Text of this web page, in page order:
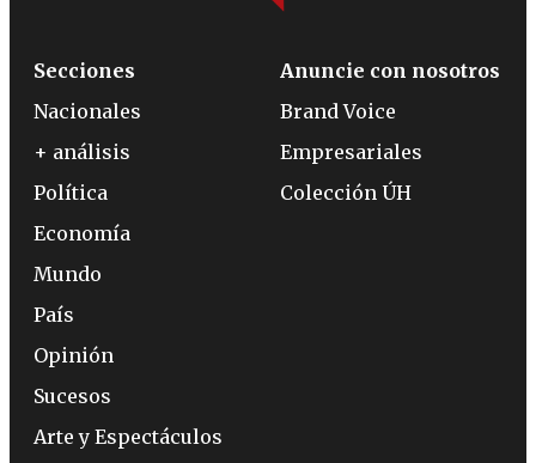
Secciones
Nacionales
+ análisis
Política
Economía
Mundo
País
Opinión
Sucesos
Arte y Espectáculos
Anuncie con nosotros
Brand Voice
Empresariales
Colección ÚH